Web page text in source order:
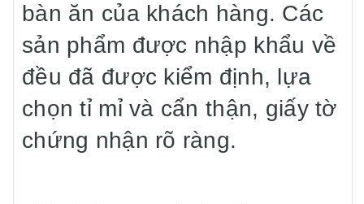
bàn ăn của khách hàng. Các
sản phẩm được nhập khẩu về
đều đã được kiểm định, lựa
chọn tỉ mỉ và cẩn thận, giấy tờ
chứng nhận rõ ràng.